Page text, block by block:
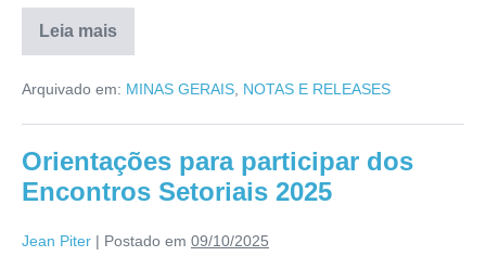
Leia mais
Arquivado em: MINAS GERAIS, NOTAS E RELEASES
Orientações para participar dos
Encontros Setoriais 2025
Jean Piter | Postado em 09/10/2025